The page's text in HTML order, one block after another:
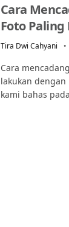
Cara
Foto Paling
Tira Dwi Cahyani
Cara
lakukan
kami bahas